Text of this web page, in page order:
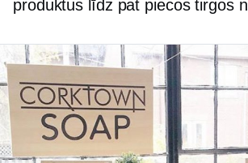
produktus līdz pat piecos tirgos